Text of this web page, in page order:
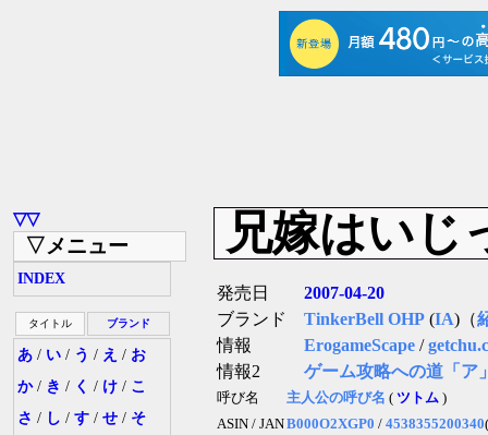
▽▽
▽メニュー
INDEX
タイトル ブランド
あ / い / う / え / お
か/ き / く / け / こ
さ / し / す / せ / そ
兄嫁はいじ
発売日
2007-04-20
ブランド
TinkerBell OHP (IA)（
情報
ErogameScape /
情報2
ゲーム攻略への道「ア
呼び名 主人公の呼び名 ( ツトム )
ASIN / JANB000O2XGP0 / 4538355200340